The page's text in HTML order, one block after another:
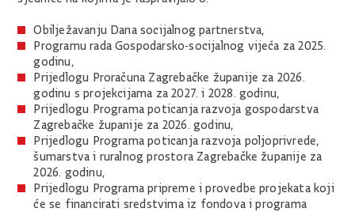
Obilježavanju Dana socijalnog partnerstva,
Programu rada Gospodarsko-socijalnog vijeća za 2025.
godinu,
Prijedlogu Proračuna Zagrebačke županije za 2026.
godinu s projekcijama za 2027. i 2028. godinu,
Prijedlogu Programa poticanja razvoja gospodarstva
Zagrebačke županije za 2026. godinu,
Prijedlogu Programa poticanja razvoja poljoprivrede,
šumarstva i ruralnog prostora Zagrebačke županije za
2026. godinu,
Prijedlogu Programa pripreme i provedbe projekata koji
će se financirati sredstvima iz fondova i programa